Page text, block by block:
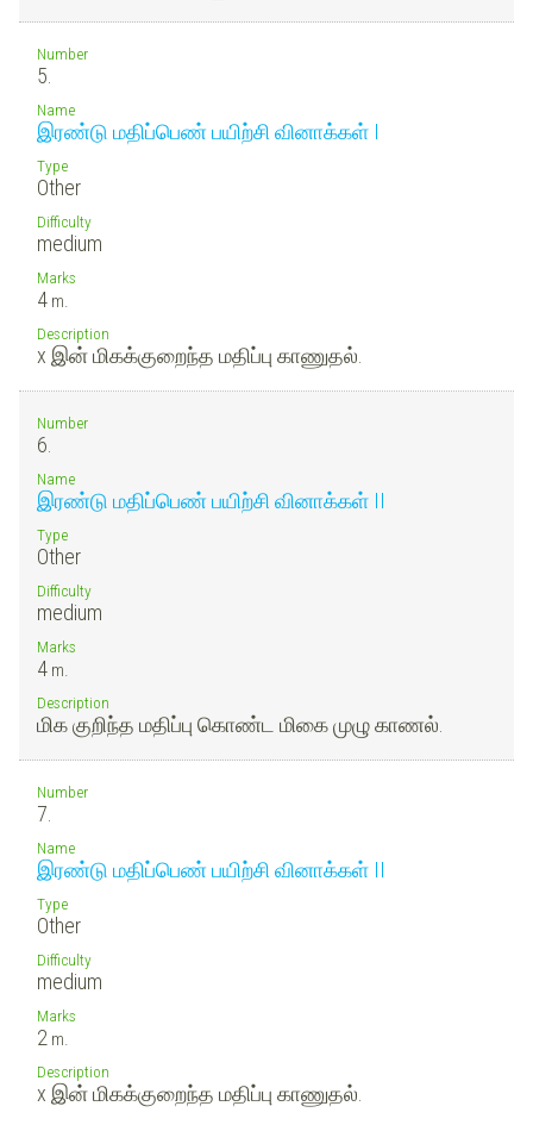
Number
5.
Name
இரண்டு மதிப்பெண் பயிற்சி வினாக்கள் I
Type
Other
Difficulty
medium
Marks
4 m.
Description
x இன் மிகக்குறைந்த மதிப்பு காணுதல்.
Number
6.
Name
இரண்டு மதிப்பெண் பயிற்சி வினாக்கள் II
Type
Other
Difficulty
medium
Marks
4 m.
Description
மிக குறிந்த மதிப்பு கொண்ட மிகை முழு காணல்.
Number
7.
Name
இரண்டு மதிப்பெண் பயிற்சி வினாக்கள் II
Type
Other
Difficulty
medium
Marks
2 m.
Description
x இன் மிகக்குறைந்த மதிப்பு காணுதல்.